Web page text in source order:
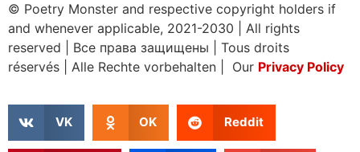
© Poetry Monster and respective copyright holders if
and whenever applicable, 2021-2030
All rights
reserved
Все права защищены
Tous droits
réservés
Alle Rechte vorbehalten | Our Privacy Policy
VK OK Reddit